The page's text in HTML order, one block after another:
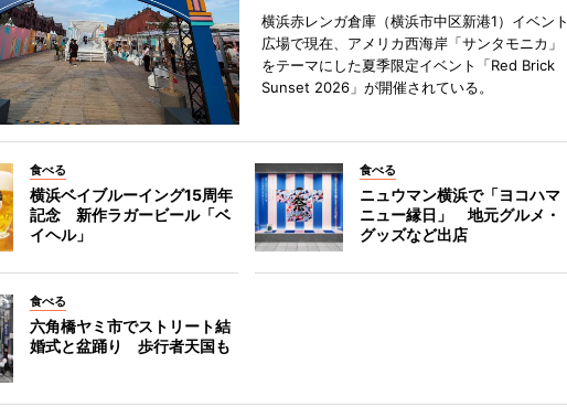
横浜赤レンガ倉庫（横浜市中区新港1）イベント
広場で現在、アメリカ西海岸「サンタモニカ」
をテーマにした夏季限定イベント「Red Brick
Sunset 2026」が開催されている。
食べる
横浜ベイブルーイング15周年
記念 新作ラガービール「ベ
イヘル」
食べる
ニュウマン横浜で「ヨコハマ
ニュー縁日」 地元グルメ・
グッズなど出店
食べる
六角橋ヤミ市でストリート結
婚式と盆踊り 歩行者天国も